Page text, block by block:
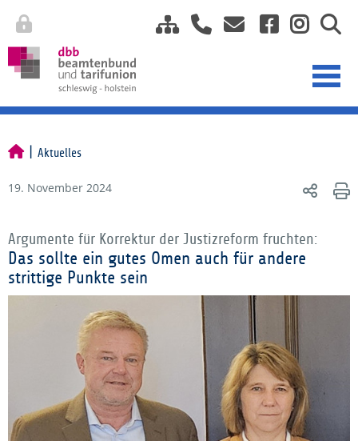
Aktuelles
19. November 2024
Argumente für Korrektur der Justizreform fruchten:
Das sollte ein gutes Omen auch für andere
strittige Punkte sein